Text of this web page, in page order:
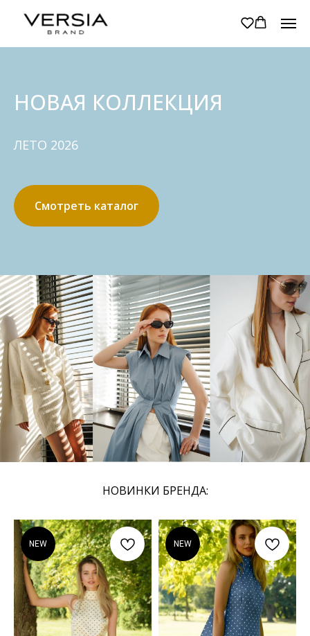
НОВАЯ КОЛЛЕКЦИЯ
ЛЕТО 2026
Смотреть каталог
НОВИНКИ БРЕНДА:
NEW NEW